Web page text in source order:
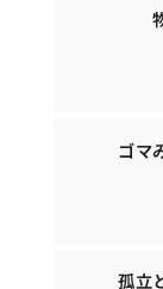
ゴマ
孤立